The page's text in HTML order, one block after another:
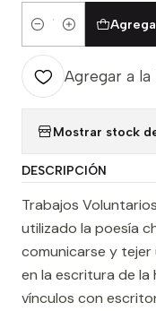
Cantidad
Agregar a
Mostrar stock
DESCRIPCIÓN
Trabajos
utilizado la poesía
comunicarse y
en la escritura de la
vínculos con